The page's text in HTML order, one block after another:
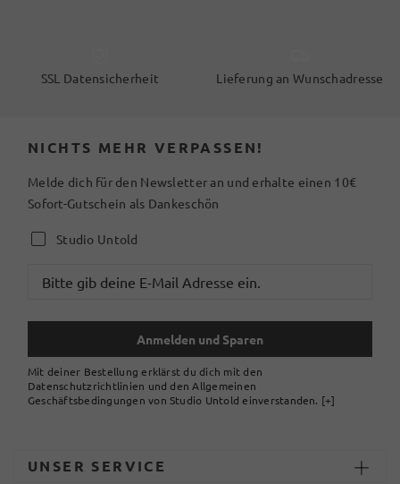
SSL Datensicherheit Lieferung an Wunschadresse
NICHTS MEHR VERPASSEN!
Melde dich für den Newsletter an und erhalte einen 10€
Sofort-Gutschein als Dankeschön
Studio Untold
Anmelden und Sparen
Mit deiner Bestellung erklärst du dich mit den
Datenschutzrichtlinien und den Allgemeinen
Geschäftsbedingungen von Studio Untold einverstanden. [+]
UNSER SERVICE